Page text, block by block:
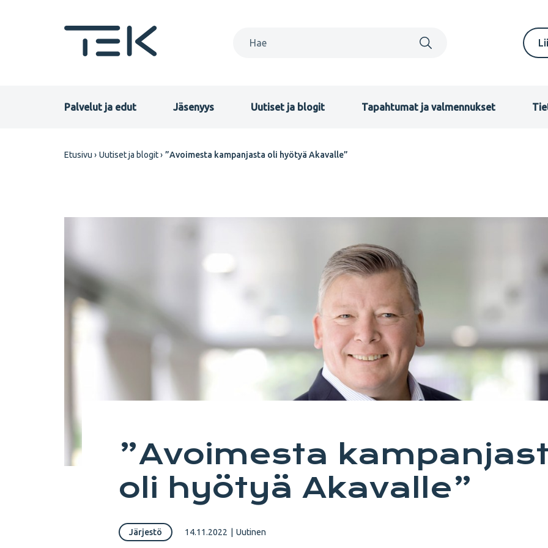
FI
Primary
Palvelut ja edut Jäsenyys Uutiset ja blogit Tapahtumat ja valmennukset
Etusivu Uutiset ja blogit ”Avoimesta kampanjasta oli hyötyä Akavalle”
”Avoimesta
oli hyötyä Akavalle”
Järjestö 14.11.2022 Uutinen